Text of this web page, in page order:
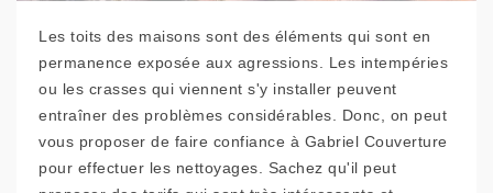
Les toits des maisons sont des éléments qui sont en
permanence exposée aux agressions. Les intempéries
ou les crasses qui viennent s'y installer peuvent
entraîner des problèmes considérables. Donc, on peut
vous proposer de faire confiance à Gabriel Couverture
pour effectuer les nettoyages. Sachez qu'il peut